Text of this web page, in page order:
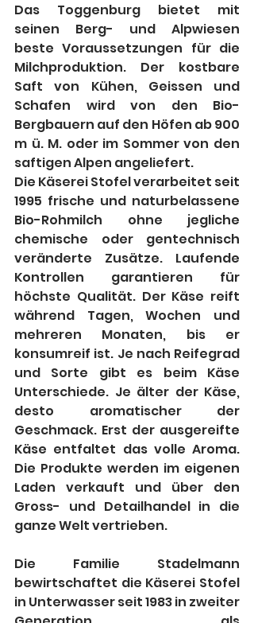
Das Toggenburg bietet mit
seinen Berg- und Alpwiesen
beste Voraussetzungen für die
Milchproduktion. Der kostbare
Saft von Kühen, Geissen und
Schafen wird von den Bio-
Bergbauern auf den Höfen ab 900
m ü. M. oder im Sommer von den
saftigen Alpen angeliefert.
Die Käserei Stofel verarbeitet seit
1995 frische und naturbelassene
Bio-Rohmilch ohne jegliche
chemische oder gentechnisch
veränderte Zusätze. Laufende
Kontrollen garantieren für
höchste Qualität. Der Käse reift
während Tagen, Wochen und
mehreren Monaten, bis er
konsumreif ist. Je nach Reifegrad
und Sorte gibt es beim Käse
Unterschiede. Je älter der Käse,
desto aromatischer der
Geschmack. Erst der ausgereifte
Käse entfaltet das volle Aroma.
Die Produkte werden im eigenen
Laden verkauft und über den
Gross- und Detailhandel in die
ganze Welt vertrieben.
Die Familie Stadelmann
bewirtschaftet die Käserei Stofel
in Unterwasser seit 1983 in zweiter